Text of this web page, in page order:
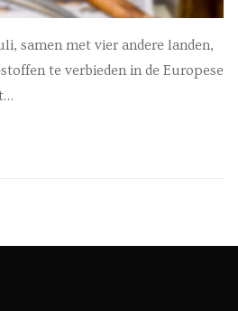
samen met vier andere landen,
te verbieden in de Europese